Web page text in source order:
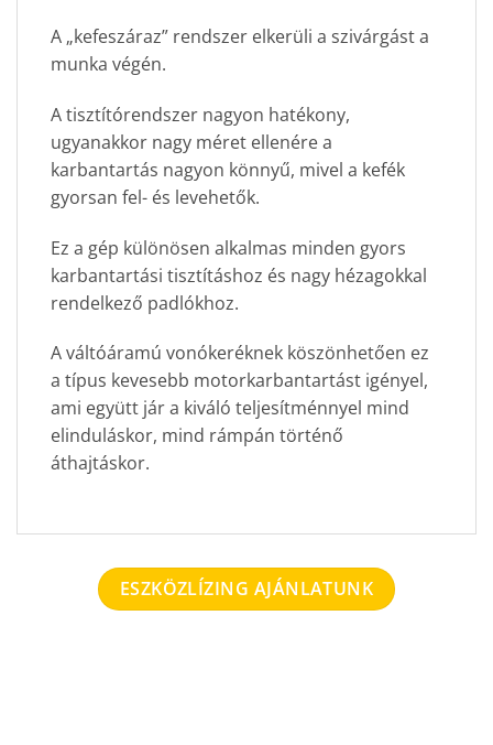
A „kefeszáraz” rendszer elkerüli a szivárgást a
munka végén.
A tisztítórendszer nagyon hatékony,
ugyanakkor nagy méret ellenére a
karbantartás nagyon könnyű, mivel a kefék
gyorsan fel- és levehetők.
Ez a gép különösen alkalmas minden gyors
karbantartási tisztításhoz és nagy hézagokkal
rendelkező padlókhoz.
A váltóáramú vonókeréknek köszönhetően ez
a típus kevesebb motorkarbantartást igényel,
ami együtt jár a kiváló teljesítménnyel mind
elinduláskor, mind rámpán történő
áthajtáskor.
ESZKÖZLÍZING AJÁNLATUNK